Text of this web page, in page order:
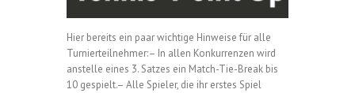
Hier bereits ein paar wichtige Hinweise für alle
Turnierteilnehmer:– In allen Konkurrenzen wird
anstelle eines 3. Satzes ein Match-Tie-Break bis
10 gespielt.– Alle Spieler, die ihr erstes Spiel